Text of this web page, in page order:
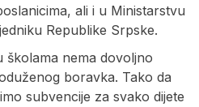
ali i u Ministarstvu
Republike Srpske.
školama nema dovoljno
boravka. Tako da
subvencije za svako dijete